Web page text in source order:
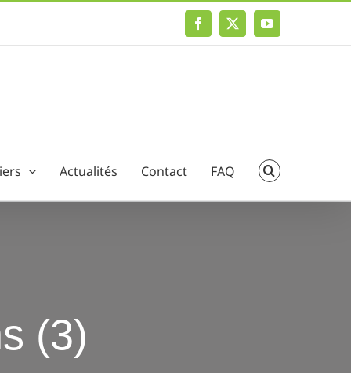
Facebook
X YouTube
Actualités Contact FAQ
(3)